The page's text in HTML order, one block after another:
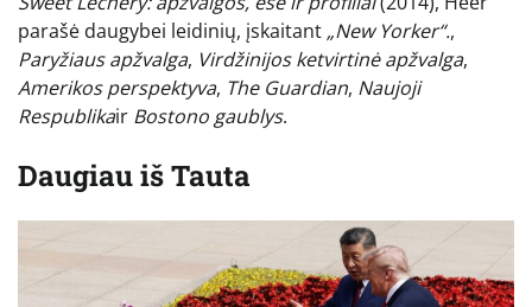
parašė daugybei leidinių, įskaitant „New Yorker“.,
Paryžiaus apžvalga, Virdžinijos ketvirtinė apžvalga,
Amerikos perspektyva, The Guardian, Naujoji
Respublikair Bostono gaublys.
Daugiau išTauta